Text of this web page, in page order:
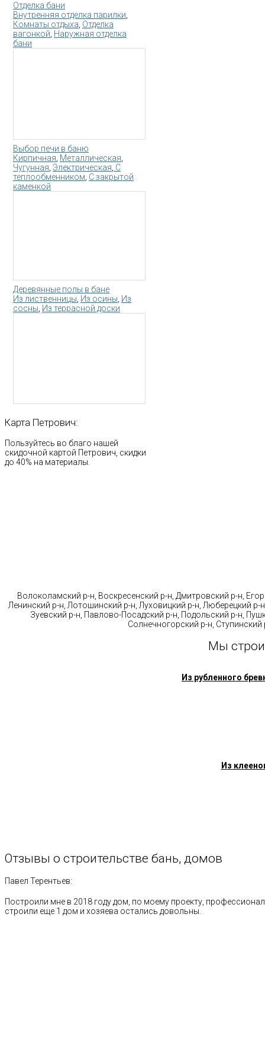
Отделка бани
Внутренняя отделка парилки
Комнаты отдыха Отделка
вагонкой Наружная отделка
бани
Выбор печи в баню
Кирпичная Металлическая
Чугунная Электрическая С
теплообменником С закрытой
каменкой
Деревянные полы в бане
Из лиственницы Из осины Из
сосны Из террасной доски
Карта Петрович:
Пользуйтесь во благо нашей
скидочной картой Петрович, скидки
до 40% на материалы.
Волоколамский р-н, Воскресенский р-н, Дмитровский р-н,
Ленинский р-н, Лотошинский р-н, Луховицкий р-н, Люберецкий
Зуевский р-н, Павлово-Посадский р-н, Подольский р-н,
Солнечногорский р-н,
Мы
Из рубленного
Из
Отзывы о строительстве бань, домов
Павел Терентьев:
Построили мне в 2018 году дом, по моему проекту,
строили еще 1 дом и хозяева остались довольны.